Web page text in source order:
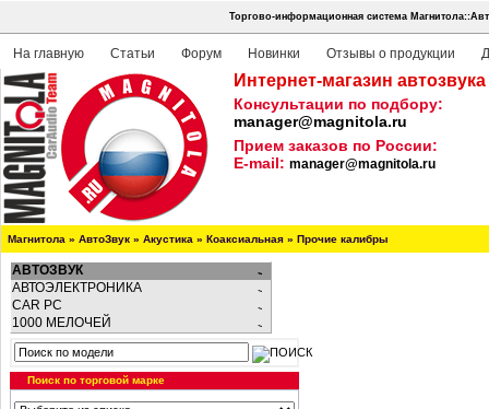
Торгово-информационная система
На главную Статьи Форум Новинки Отзывы о продукции
Интернет-магазин
Консультации по подбору:
manager@magnitola.ru
Прием заказов по России:
E-mail: manager@magnitola.ru
Магнитола » АвтоЗвук » Акустика » Коаксиальная » Прочие калибры
АВТОЗВУК
АВТОЭЛЕКТРОНИКА
CAR PC
1000 МЕЛОЧЕЙ
Поиск по торговой марке